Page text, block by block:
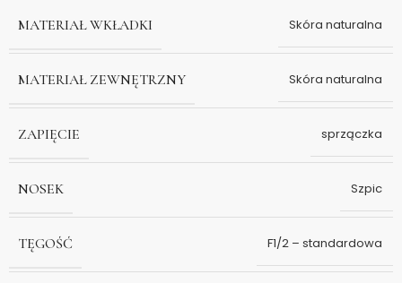
MATERIAŁ WKŁADKI Skóra naturalna
MATERIAŁ ZEWNĘTRZNY Skóra naturalna
ZAPIĘCIE sprzączka
NOSEK Szpic
TĘGOŚĆ F1/2 – standardowa